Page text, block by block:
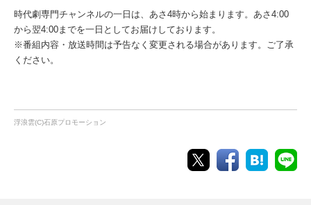
時代劇専門チャンネルの一日は、あさ4時から始まります。あさ4:00
から翌4:00までを一日としてお届けしております。
※番組内容・放送時間は予告なく変更される場合があります。ご了承
ください。
浮浪雲(C)石原プロモーション